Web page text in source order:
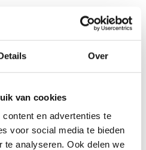
Over
van cookies
en advertenties te
voor social media te bieden
te analyseren. Ook delen we